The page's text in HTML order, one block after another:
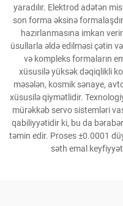
yaradılır. Elektrod adətən
son forma əksinə
hazırlanmasına imkan
üsullarla əldə edilməsi çətin
və kompleks formaların
xüsusilə yüksək dəqiqlikli
məsələn, kosmik sənaye,
xüsusilə qiymətlidir.
mürəkkəb servo sistemləri
qabiliyyətidir ki, bu da bərabər
təmin edir. Proses ±0.0001
səth emal